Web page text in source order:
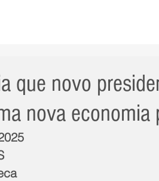
que novo
nova economia